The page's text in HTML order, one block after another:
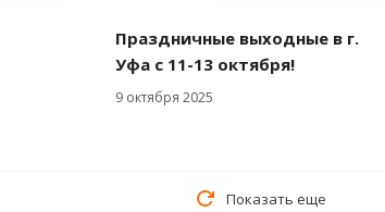
Праздничные выходные в г.
Уфа с 11-13 октября!
9 октября 2025
Показать еще